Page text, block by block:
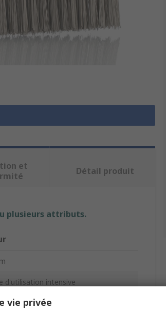
et
Détail produit
plusieurs attributs.
d'utilisation intensive
métallique
vie privée